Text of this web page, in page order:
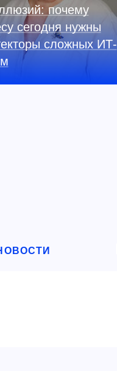
почему
сегодня нужны
сложных ИТ-